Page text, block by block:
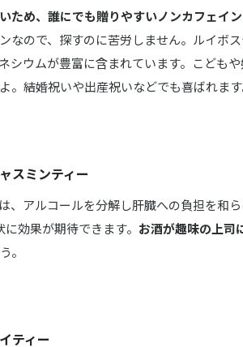
ため、誰にでも贈りやすいノンカフェイ
なので、探すのに苦労しません。ルイボ
シウムが豊富に含まれています。こども
。結婚祝いや出産祝いなどでも喜ばれます
スミンティー
、アルコールを分解し肝臓への負担を和
効果が期待できます。 お酒が趣味の上司
。
ティー